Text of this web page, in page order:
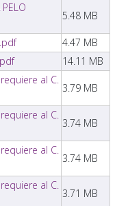
5.48 MB
4.47 MB
14.11 MB
al C.
3.79 MB
al C.
3.74 MB
al C.
3.74 MB
al C.
3.71 MB